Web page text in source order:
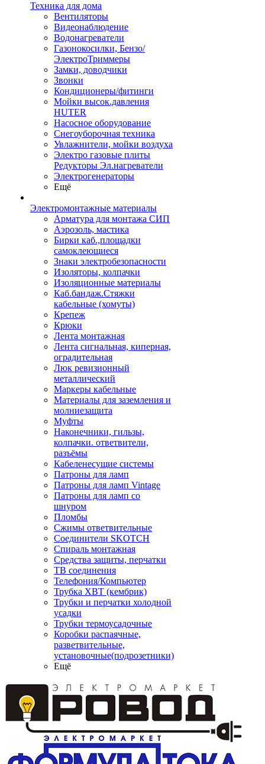
Техника для дома
Вентиляторы
Видеонаблюдение
Водонагреватели
Газонокосилки, Бензо/
ЭлектроТриммеры
Замки, доводчики
Звонки
Кондиционеры/фитинги
Мойки высок.давления
HUTER
Насосное оборудование
Снегоуборочная техника
Увлажнители, мойки воздуха
Электро газовые плиты
Редукторы Эл.нагреватели
Электрогенераторы
Ещё
Электромонтажные материалы
Арматура для монтажа СИП
Аэрозоль, мастика
Бирки каб.,площадки
самоклеющиеся
Знаки электробезопасности
Изоляторы, колпачки
Изоляционные материалы
Каб.бандаж.Стяжки
кабельные (хомуты)
Крепеж
Крюки
Лента монтажная
Лента сигнальная, киперная,
оградительная
Люк ревизионный
металлический
Маркеры кабельные
Материалы для заземления и
молниезащита
Муфты
Наконечники, гильзы,
колпачки. ответвители,
разъёмы
Кабеленесущие системы
Патроны для ламп
Патроны для ламп Vintage
Патроны для ламп со
шнуром
Пломбы
Сжимы ответвительные
Соединители SKOTCH
Спираль монтажная
Средства защиты, перчатки
ТВ соединения
Телефония/Компьютер
Трубка ХВТ (кембрик)
Трубки и перчатки холодной
усадки
Трубки термоусадочные
Коробки распаячные,
разветвительные,
установочные(подрозетники)
Ещё